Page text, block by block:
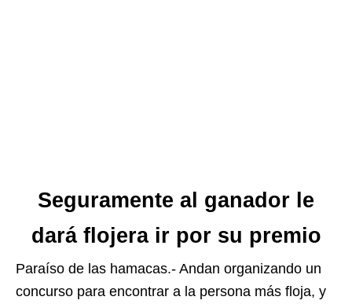
Seguramente al ganador le
dará flojera ir por su premio
Paraíso de las hamacas.- Andan organizando un
concurso para encontrar a la persona más floja, y